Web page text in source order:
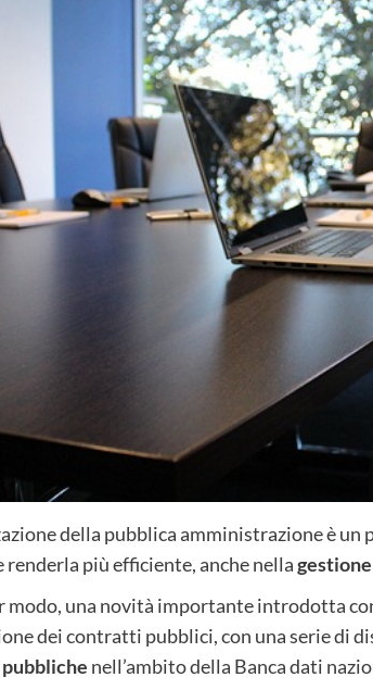
della pubblica amministrazione è un
renderla più efficiente, anche nella
modo, una novità importante introdotta
dei contratti pubblici, con una serie di
nell’ambito della Banca dati